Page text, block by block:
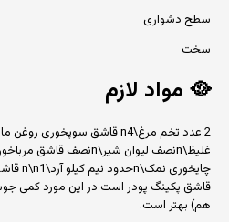
سطح دشواری
سخت
🥘 مواد لازم
قاشق پکینگ پودر است در این مورد کمی
هم) بهتر است.